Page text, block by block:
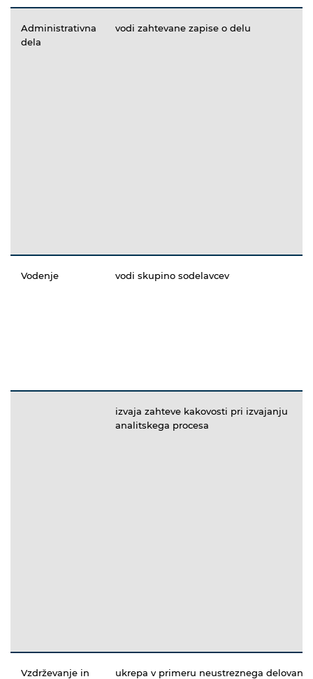
Administrativna
dela
vodi zahtevane zapise o delu
Vodenje vodi skupino sodelavcev
izvaja zahteve kakovosti pri izvajanju
analitskega procesa
Vzdrževanje in
ukrepa v primeru neustreznega delovanja